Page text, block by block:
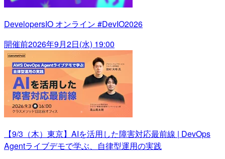
DevelopersIO オンライン #DevIO2026
開催前2026年9月2日(水) 19:00
【9/3（木）東京】AIを活用した障害対応最前線 | DevOps
Agentライブデモで学ぶ、自律型運用の実践